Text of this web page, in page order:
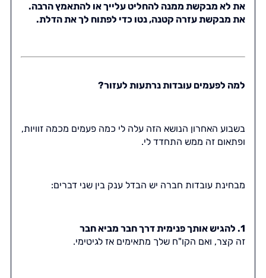
את לא מבקשת ממנה להחליט עלייך או להתאמץ הרבה.
את מבקשת עזרה קטנה, נטו כדי לפתוח לך את הדלת.
למה לפעמים עובדות נרתעות לעזור?
בשבוע האחרון הנושא הזה עלה לי כמה פעמים מכמה זוויות,
ופתאום זה ממש התחדד לי.
מבחינת עובדות חברה יש הבדל ענק בין שני דברים:
1. להגיש אותך פנימית דרך חבר מביא חבר
זה קצר, ואם הקו"ח שלך מתאימים אז לגיטימי.